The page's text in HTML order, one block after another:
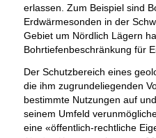
erlassen. Zum Beispiel sind
Erdwärmesonden in der
Gebiet um Nördlich Lägern
Bohrtiefenbeschränkung für
Der Schutzbereich eines
die ihm zugrundeliegenden
bestimmte Nutzungen auf
seinem Umfeld
eine «öffentlich-rechtliche